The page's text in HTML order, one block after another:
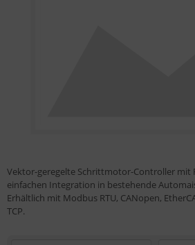
Vektor-geregelte Schrittmotor-Controller mit
einfachen Integration in bestehende
Erhältlich mit Modbus RTU, CANopen,
TCP.